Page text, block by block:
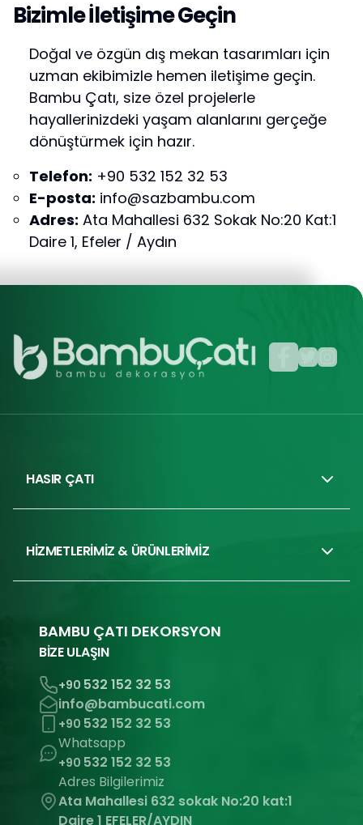
Bizimle İletişime Geçin
Doğal ve özgün dış mekan tasarımları için
uzman ekibimizle hemen iletişime geçin.
Bambu Çatı, size özel projelerle
hayallerinizdeki yaşam alanlarını gerçeğe
dönüştürmek için hazır.
Telefon: +90 532 152 32 53
E-posta: info@sazbambu.com
Adres: Ata Mahallesi 632 Sokak No:20 Kat:1
Daire 1, Efeler / Aydın
HASIR ÇATI
HİZMETLERİMİZ & ÜRÜNLERİMİZ
BAMBU ÇATI DEKORSYON
BİZE ULAŞIN
+90 532 152 32 53
info@bambucati.com
+90 532 152 32 53
Whatsapp
+90 532 152 32 53
Adres Bilgilerimiz
Ata Mahallesi 632 sokak No:20 kat:1
Daire 1 EFELER/AYDIN